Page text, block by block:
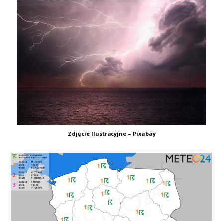
Zdjęcie Ilustracyjne – Pixabay